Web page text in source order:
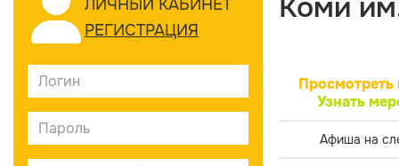
ЛИЧНЫЙ КАБИНЕТ
РЕГИСТРАЦИЯ
Коми
Просмотреть
Узнать
Афиша на